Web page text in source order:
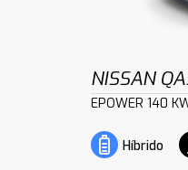
NISSAN
Híbrido